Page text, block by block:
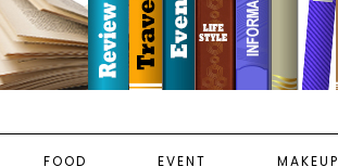
FOOD EVENT MAKEUP